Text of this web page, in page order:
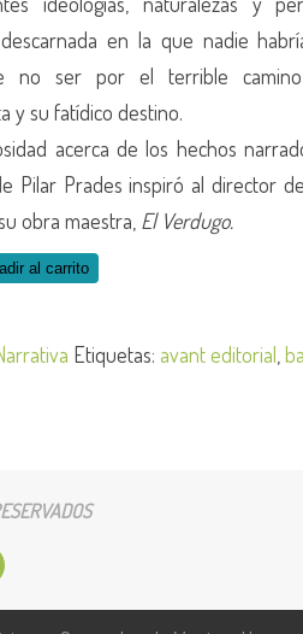
en la que nadie
no ser por el terrible
y su fatídico destino.
acerca de los hechos
Pilar Prades inspiró al director
obra maestra, El Verdugo.
al carrito
Etiquetas: avant editorial